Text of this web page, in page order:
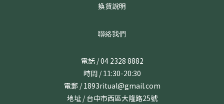
換貨說明
聯絡我們
電話 / 04 2328 8882
時間 / 11:30-20:30
電郵 / 1893ritual@gmail.com
地址 / 台中市西區大隆路25號